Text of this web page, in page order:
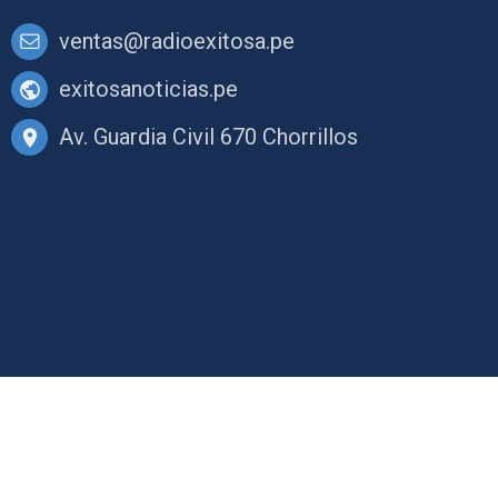
ventas@radioexitosa.pe
exitosanoticias.pe
Av. Guardia Civil 670 Chorrillos